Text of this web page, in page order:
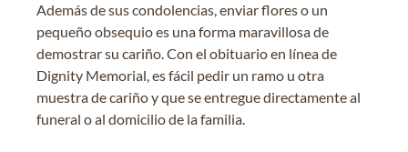
Además de sus condolencias, enviar flores o un
pequeño obsequio es una forma maravillosa de
demostrar su cariño. Con el obituario en línea de
Dignity Memorial, es fácil pedir un ramo u otra
muestra de cariño y que se entregue directamente al
funeral o al domicilio de la familia.